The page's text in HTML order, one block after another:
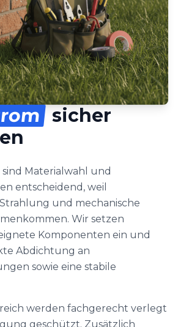
sicher
Materialwahl und
entscheidend, weil
und mechanische
Wir setzen
Komponenten ein und
Abdichtung an
sowie eine stabile
werden fachgerecht verlegt
geschützt. Zusätzlich